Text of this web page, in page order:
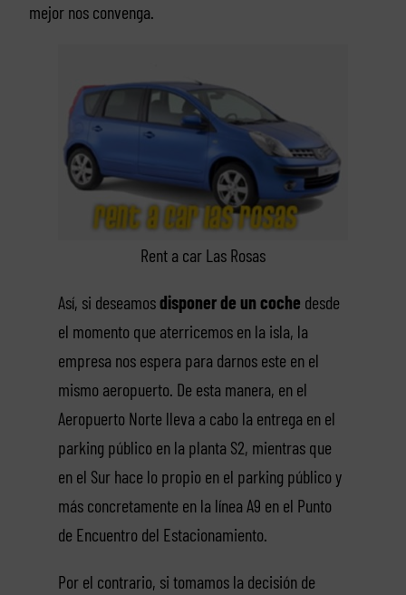
mejor nos convenga.
Rent a car Las Rosas
Así, si deseamosdisponer de un coche desde
el momento que aterricemos en la isla, la
empresa nos espera para darnos este en el
mismo aeropuerto. De esta manera, en el
Aeropuerto Norte lleva a cabo la entrega en el
parking público en la planta S2, mientras que
en el Sur hace lo propio en el parking público y
más concretamente en la línea A9 en el Punto
de Encuentro del Estacionamiento.
Por el contrario, si tomamos la decisión de